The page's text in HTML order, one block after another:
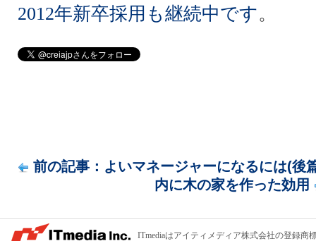
2012年新卒採用も継続中です。
前の記事：よいマネージャーになるには(後
内に木の家を作った効用
ITmediaはアイティメディア株式会社の登録商